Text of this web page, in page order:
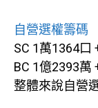
自營選權籌碼
SC 1萬1364口
BC 1億2393萬
整體來說自營